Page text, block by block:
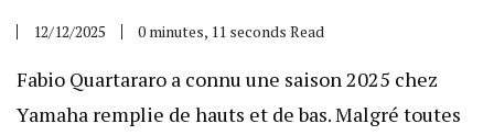
12/12/2025 0 minutes, 11 seconds Read
Fabio Quartararo a connu une saison 2025 chez
Yamaha remplie de hauts et de bas. Malgré toutes